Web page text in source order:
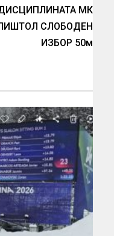
МК
СЛОБОДЕН
ИЗБОР 50м